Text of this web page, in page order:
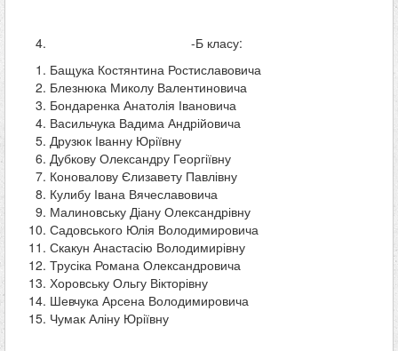
-Б класу:
Бащука Костянтина Ростиславовича
Блезнюка Миколу Валентиновича
Бондаренка Анатолія Івановича
Васильчука Вадима Андрійовича
Друзюк Іванну Юріївну
Дубкову Олександру Георгіївну
Коновалову Єлизавету Павлівну
Кулибу Івана Вячеславовича
Малиновську Діану Олександрівну
Садовського Юлія Володимировича
Скакун Анастасію Володимирівну
Трусіка Романа Олександровича
Хоровську Ольгу Вікторівну
Шевчука Арсена Володимировича
Чумак Аліну Юріївну